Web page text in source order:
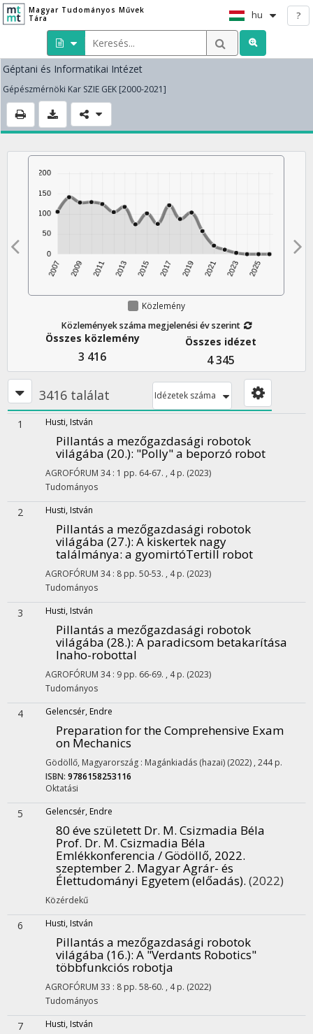
Magyar Tudományos Művek
Tára
hu ?
Géptani és Informatikai Intézet
Gépészmérnöki Kar SZIE GEK [2000-2021]
Közlemény
Közlemények száma megjelenési év szerint
Összes közlemény
3 416
Összes idézet
4 345
3416 találat Idézetek száma
1 Husti, István
Pillantás a mezőgazdasági robotok
világába (20.): "Polly" a beporzó robot
AGROFÓRUM 34: 1 pp. 64-67. , 4 p. (2023)
Tudományos
2 Husti, István
Pillantás a mezőgazdasági robotok
világába (27.): A kiskertek nagy
találmánya: a gyomirtóTertill robot
AGROFÓRUM 34: 8 pp. 50-53. , 4 p. (2023)
Tudományos
3 Husti, István
Pillantás a mezőgazdasági robotok
világába (28.): A paradicsom betakarítása
Inaho-robottal
AGROFÓRUM 34: 9 pp. 66-69. , 4 p. (2023)
Tudományos
4 Gelencsér, Endre
Preparation for the Comprehensive Exam
on Mechanics
Gödöllő, Magyarország : Magánkiadás (hazai) (2022) , 244 p.
ISBN: 9786158253116
Oktatási
5 Gelencsér, Endre
80 éve született Dr. M. Csizmadia Béla
Prof. Dr. M. Csizmadia Béla
Emlékkonferencia / Gödöllő, 2022.
szeptember 2. Magyar Agrár- és
Élettudományi Egyetem (előadás). (2022)
Közérdekű
6 Husti, István
Pillantás a mezőgazdasági robotok
világába (16.): A "Verdants Robotics"
többfunkciós robotja
AGROFÓRUM 33 : 8 pp. 58-60. , 4 p. (2022)
Tudományos
7 Husti, István